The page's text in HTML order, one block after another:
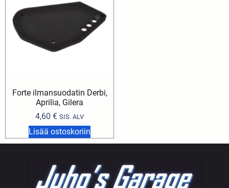
Forte ilmansuodatin Derbi,
Aprilia, Gilera
4,60 € SIS. ALV
Lisää ostoskoriin